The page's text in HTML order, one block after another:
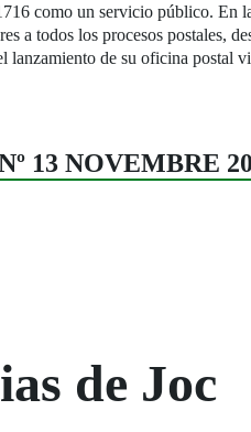
como un servicio público. En
a todos los procesos postales,
lanzamiento de su oficina postal
13 NOVEMBRE
de Joc